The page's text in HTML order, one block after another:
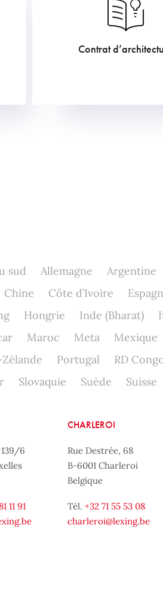
Contrat605€
sud Allemagne
Argentine
Chine Côte d’Ivoire
Hongrie Inde (Bharat)
Maroc Meta
Mexique
Portugal
RD
Slovaquie Suède Suisse
6
11 91
CHARLEROI
Rue Destrée, 68
B-6001 Charleroi
Belgique
Tél.+32 71 55 53 08
charleroi@lexing.be